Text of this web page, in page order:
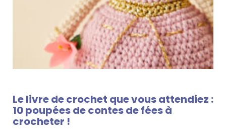
Le livre de crochet que vous attendiez :
10 poupées de contes de fées à
crocheter !